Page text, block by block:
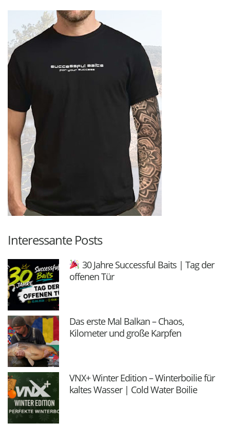
Interessante Posts
30 Jahre Successful Baits | Tag der
offenen Tür
Das erste Mal Balkan – Chaos,
Kilometer und große Karpfen
VNX+ Winter Edition – Winterboilie für
kaltes Wasser | Cold Water Boilie